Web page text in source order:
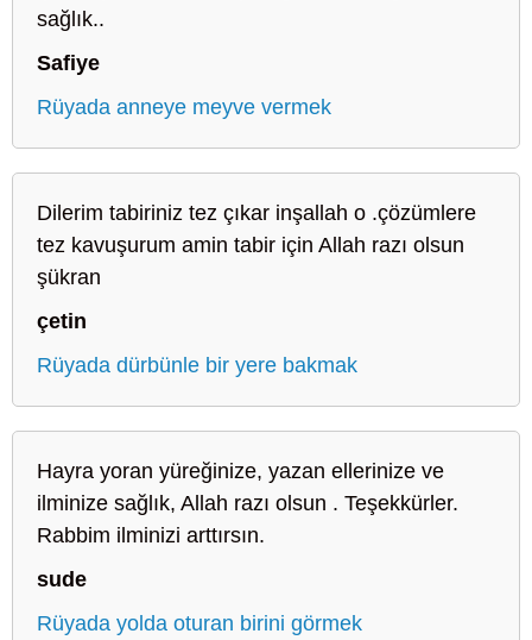
sağlık..
Safiye
Rüyada anneye meyve vermek
Dilerim tabiriniz tez çıkar inşallah o .çözümlere
tez kavuşurum amin tabir için Allah razı olsun
şükran
çetin
Rüyada dürbünle bir yere bakmak
Hayra yoran yüreğinize, yazan ellerinize ve
ilminize sağlık, Allah razı olsun . Teşekkürler.
Rabbim ilminizi arttırsın.
sude
Rüyada yolda oturan birini görmek